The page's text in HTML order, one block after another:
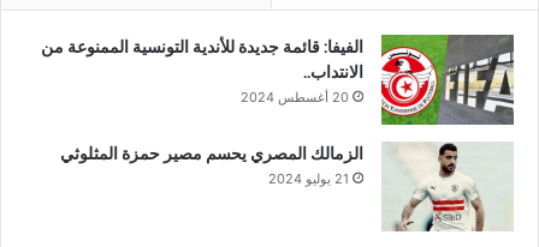
الفيفا: قائمة جديدة للأندية التونسية الممنوعة من
الانتداب..
20 أغسطس 2024
الزمالك المصري يحسم مصير حمزة المثلوثي
21 يوليو 2024